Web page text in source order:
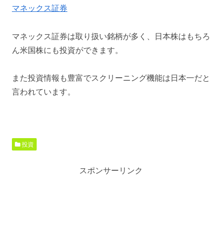
マネックス証券
マネックス証券は取り扱い銘柄が多く、日本株はもちろ
ん米国株にも投資ができます。
また投資情報も豊富でスクリーニング機能は日本一だと
言われています。
投資
スポンサーリンク